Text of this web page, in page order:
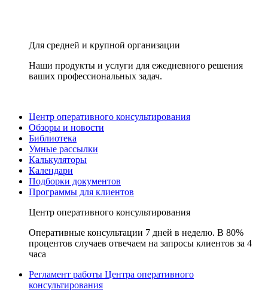
Для средней и крупной организации
Наши продукты и услуги для ежедневного решения
ваших профессиональных задач.
Центр оперативного консультирования
Обзоры и новости
Библиотека
Умные рассылки
Калькуляторы
Календари
Подборки документов
Программы для клиентов
Центр оперативного консультирования
Оперативные консультации 7 дней в неделю. В 80%
процентов случаев отвечаем на запросы клиентов за 4
часа
Регламент работы Центра оперативного
консультирования